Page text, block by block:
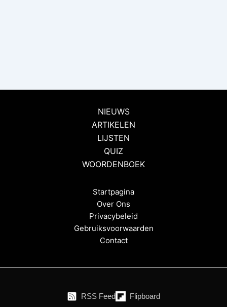
NIEUWS
ARTIKELEN
LIJSTEN
QUIZ
WOORDENBOEK
Startpagina
Over Ons
Privacybeleid
Gebruiksvoorwaarden
Contact
RSS Feed Flipboard